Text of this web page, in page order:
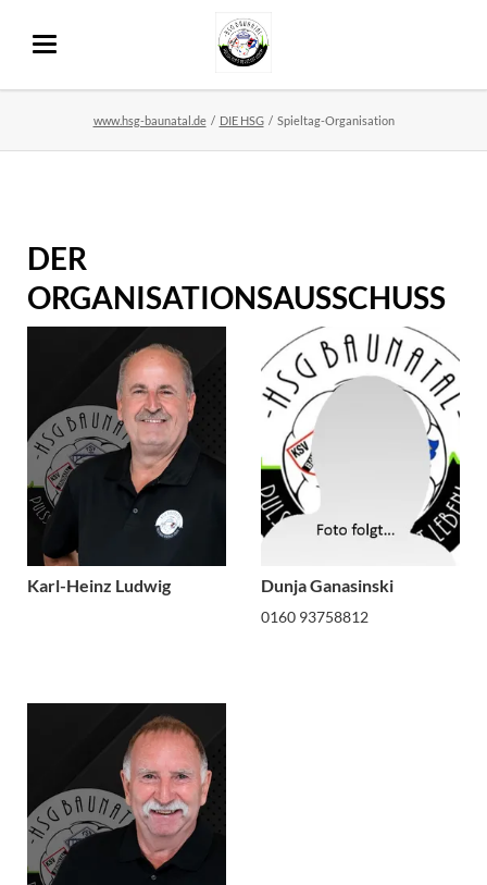
www.hsg-baunatal.de DIE HSG Spieltag-Organisation
DER
ORGANISATIONSAUSSCHUSS
Karl-Heinz Ludwig Dunja Ganasinski
0160 93758812